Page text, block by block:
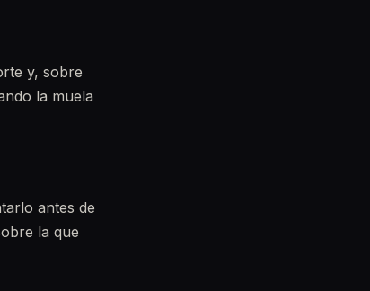
y, sobre
la muela
antes de
la que